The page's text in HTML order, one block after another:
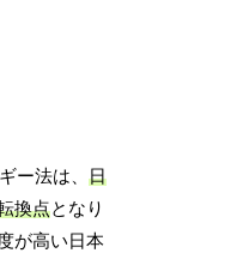
ー法は、日
換点となり
が高い日本